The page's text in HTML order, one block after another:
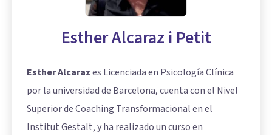
Esther Alcaraz i Petit
Esther Alcarazes Licenciada en Psicología Clínica
por la universidad de Barcelona, cuenta con el Nivel
Superior de Coaching Transformacional en el
Institut Gestalt, y ha realizado un curso en